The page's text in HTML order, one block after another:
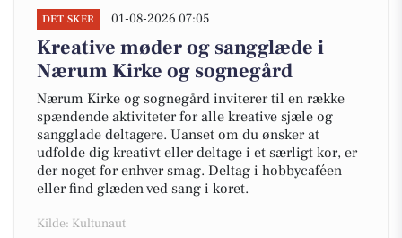
DET SKER 01-08-2026 07:05
Kreative møder og sangglæde i
Nærum Kirke og sognegård
Nærum Kirke og sognegård inviterer til en række
spændende aktiviteter for alle kreative sjæle og
sangglade deltagere. Uanset om du ønsker at
udfolde dig kreativt eller deltage i et særligt kor, er
der noget for enhver smag. Deltag i hobbycaféen
eller find glæden ved sang i koret.
Kilde: Kultunaut